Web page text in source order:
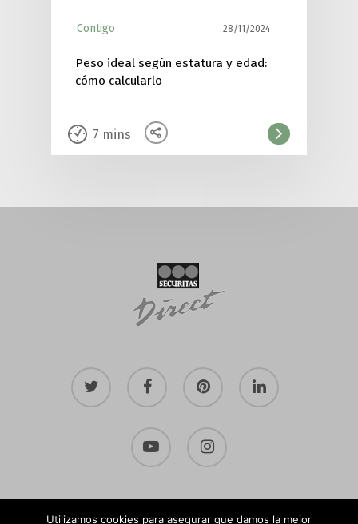
Contigo 28/11/2024
Peso ideal según estatura y edad:
cómo calcularlo
7 mins
twitter facebook pinterest linkedin
youtube instagram
© 2026 Bienestando.Política de privacidad·
Utilizamos cookies para asegurar que damos la mejor